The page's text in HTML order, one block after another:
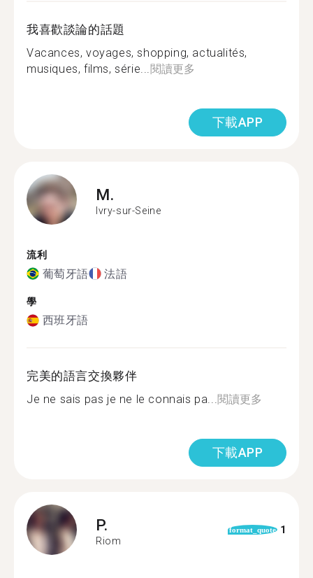
我喜歡談論的話題
Vacances, voyages, shopping, actualités,
musiques, films, série...閱讀更多
下載APP
M.
Ivry-sur-Seine
流利
葡萄牙語 法語
學
西班牙語
完美的語言交換夥伴
Je ne sais pas je ne le connais pa...閱讀更多
下載APP
P.
Riom
format_quote 1